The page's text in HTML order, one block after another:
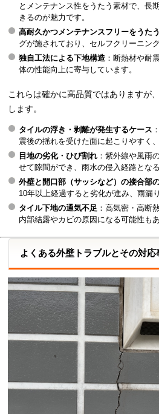
とメンテナンス性をうたう素材で、長
きるのが魅力です。
高耐久かつメンテナンスフリーをうた
グが施されており、セルフクリーニン
独自工法による下地構造 ：断熱材や耐
体の性能向上に寄与しています。
これらは確かに高品質ではありますが
します。
タイルの浮き・剥離が発生するケース
震後の揺れを受けた面に起こりやすく
目地の劣化・ひび割れ ：紫外線や風雨
せて隙間ができ、雨水の侵入経路とな
外壁と開口部（サッシなど）の接合部
10年以上経過すると劣化が進み、雨漏
タイル下地の通気不足 ：高気密・高断
内部結露やカビの原因になる可能性もあ
よくある外壁トラブルとその対応